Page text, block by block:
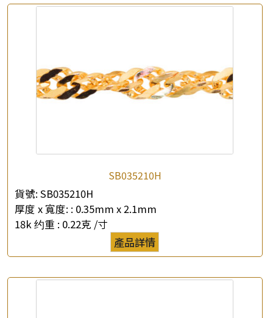
SB035210H
貨號: SB035210H
厚度 x 寬度: : 0.35mm x 2.1mm
18k 约重 : 0.22克 /寸
產品詳情